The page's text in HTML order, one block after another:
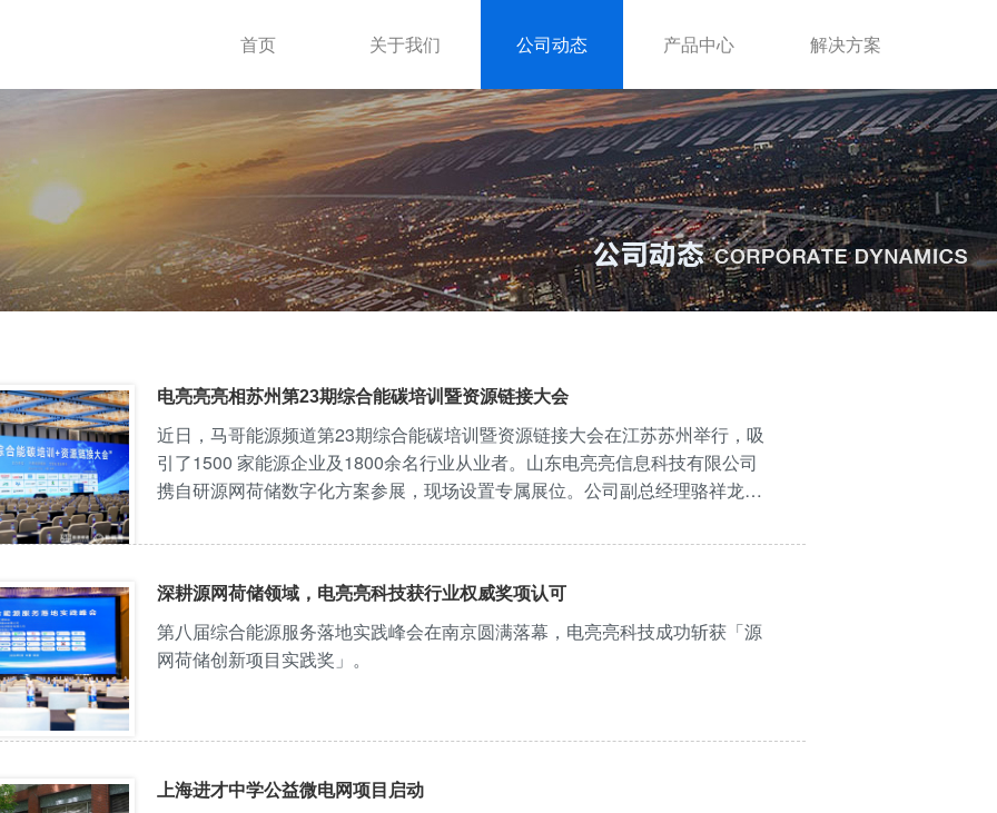
首页 关于我们 公司动态 产品中心 解决方案
电亮亮亮相苏州第23期综合能碳培训暨资源链接大会
近日，马哥能源频道第23期综合能碳培训暨资源链接大会在江苏苏州举行，吸
引了1500 家能源企业及1800余名行业从业者。山东电亮亮信息科技有限公司
携自研源网荷储数字化方案参展，现场设置专属展位。公司副总经理骆祥龙在
深耕源网荷储领域，电亮亮科技获行业权威奖项认可
第八届综合能源服务落地实践峰会在南京圆满落幕，电亮亮科技成功斩获「源
网荷储创新项目实践奖」。
上海进才中学公益微电网项目启动